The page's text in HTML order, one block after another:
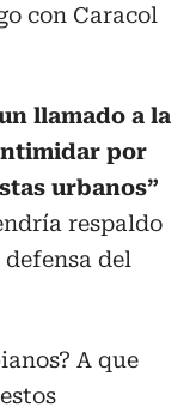
con Caracol
llamado a la
por
urbanos”
respaldo
del
A que